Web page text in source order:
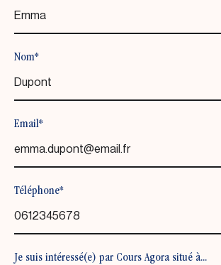
Nom*
Email*
Téléphone*
Je suis intéressé(e) par Cours Agora situé à...